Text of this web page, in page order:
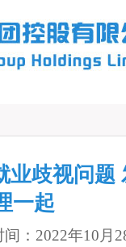
业歧视问题
一起
：2022年10月